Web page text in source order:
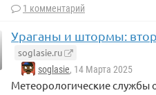
1 комментарий
Ураганы и штормы:
soglasie.ru
soglasie, 14 Марта 2025
Метеорологические службы